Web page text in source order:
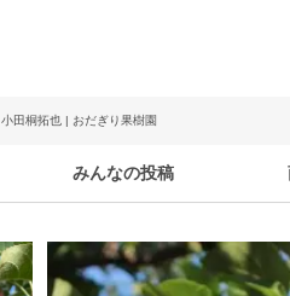
小田桐拓也 | おだぎり果樹園
みんなの投稿